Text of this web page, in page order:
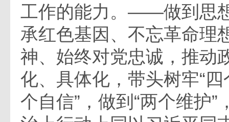
工作的能力。——做到思
承红色基因、不忘革命理
神、始终对党忠诚，推动
化、具体化，带头树牢“四
个自信”，做到“两个维护